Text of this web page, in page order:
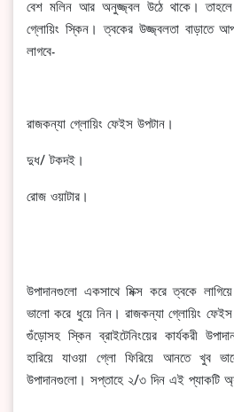
বেশ মলিন আর অনুজ্জ্বল উঠে থাকে।
গ্লোয়িং স্কিন। ত্বকের উজ্জ্বলতা বাড়াতে
লাগবে-
রাজকন্যা গ্লোয়িং ফেইস উপটান।
দুধ/ টকদই।
রোজ ওয়াটার।
উপাদানগুলো একসাথে মিক্স করে ত্বকে
ভালো করে ধুয়ে নিন। রাজকন্যা গ্লোয়িং
গুঁড়োসহ স্কিন ব্রাইটেনিংয়ের কার্যকরী
হারিয়ে যাওয়া গ্লো ফিরিয়ে আনতে খুব
উপাদানগুলো। সপ্তাহে ২/৩ দিন এই প্যাকটি